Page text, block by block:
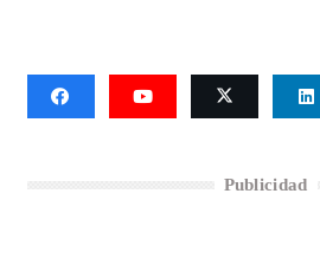
Publicidad